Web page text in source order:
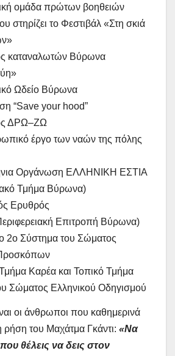
ομάδα πρώτων βοηθειών
στηρίζει το Φεστιβάλ «Στη σκιά
καταναλωτών Βύρωνα
Ωδείο Βύρωνα
“Save your hood”
ΔΡΩ–ΖΩ
έργο των ναών της πόλης
Οργάνωση ΕΛΛΗΝΙΚΗ ΕΣΤΙΑ
Τμήμα Βύρωνα)
Ερυθρός
Επιτροπή Βύρωνα)
2ο Σύστημα του Σώματος
Καρέα και Τοπικό Τμήμα
Σώματος Ελληνικού Οδηγισμού
οι άνθρωποι που καθημερινά
ρήση του Μαχάτμα Γκάντι: «Να
θέλεις να δεις στον